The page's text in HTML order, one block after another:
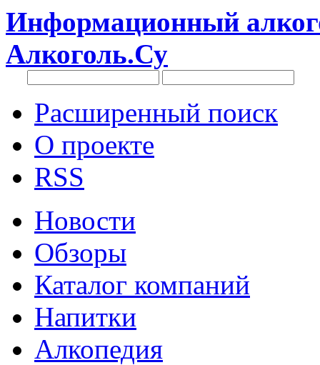
Информационный
Алкоголь.Су
Расширенный поиск
О проекте
RSS
Новости
Обзоры
Каталог компаний
Напитки
Алкопедия